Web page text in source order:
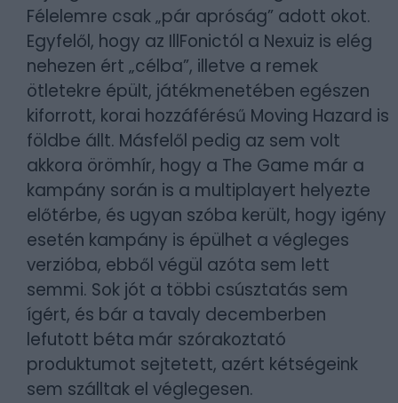
Félelemre csak „pár apróság” adott okot.
Egyfelől, hogy az IllFonictól a Nexuiz is elég
nehezen ért „célba”, illetve a remek
ötletekre épült, játékmenetében egészen
kiforrott, korai hozzáférésű Moving Hazard is
földbe állt. Másfelől pedig az sem volt
akkora örömhír, hogy a The Game már a
kampány során is a multiplayert helyezte
előtérbe, és ugyan szóba került, hogy igény
esetén kampány is épülhet a végleges
verzióba, ebből végül azóta sem lett
semmi. Sok jót a többi csúsztatás sem
ígért, és bár a tavaly decemberben
lefutott béta már szórakoztató
produktumot sejtetett, azért kétségeink
sem szálltak el véglegesen.